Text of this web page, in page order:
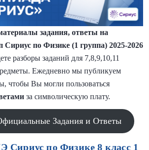
задания, ответы на
по Физике (1 группа) 2025-2026
разборы заданий для 7,8,9,10,11
Ежедневно мы публикуем
чтобы Вы могли пользоваться
за символическую плату.
Задания и Ответы
Сириус по Физике 8 класс 1